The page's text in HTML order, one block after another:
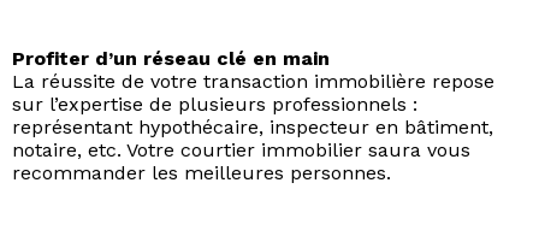
Profiter d’un réseau clé en main
La réussite de votre transaction immobilière repose
sur l’expertise de plusieurs professionnels :
représentant hypothécaire, inspecteur en bâtiment,
notaire, etc. Votre courtier immobilier saura vous
recommander les meilleures personnes.